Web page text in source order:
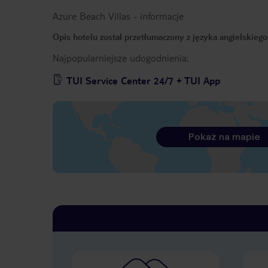
Azure Beach Villas - informacje
Opis hotelu został przetłumaczony z języka
Najpopularniejsze udogodnienia:
TUI Service Center 24/7 + TUI App
Pokaż na mapie